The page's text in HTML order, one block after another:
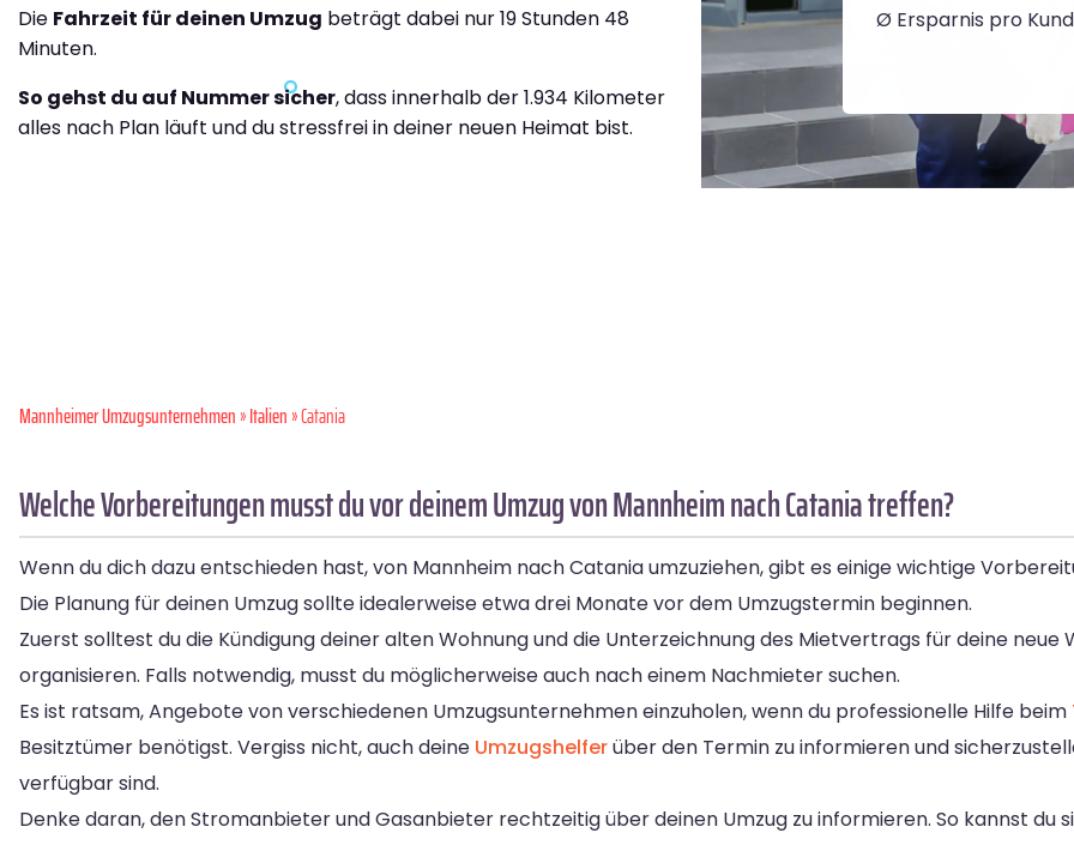
Die Fahrzeit für deinen Umzug beträgt dabei nur 19 Stunden 48
Minuten.
So gehst du auf Nummer sicher, dass innerhalb der 1.934 Kilometer
alles nach Plan läuft und du stressfrei in deiner neuen Heimat bist.
Ø Ersparnis pro
Mannheimer Umzugsunternehmen»Italien» Catania
Welche Vorbereitungen musst du vor deinem Umzug von Mannheim nach Catania treffen?
Wenn du dich dazu entschieden hast, von Mannheim nach Catania umzuziehen, gibt es einige wichtige
Die Planung für deinen Umzug sollte idealerweise etwa drei Monate vor dem Umzugstermin beginnen.
Zuerst solltest du die Kündigung deiner alten Wohnung und die Unterzeichnung des Mietvertrags für deine neue
organisieren. Falls notwendig, musst du möglicherweise auch nach einem Nachmieter suchen.
Es ist ratsam, Angebote von verschiedenen Umzugsunternehmen einzuholen, wenn du professionelle Hilfe beim
Besitztümer benötigst. Vergiss nicht, auch deine Umzugshelferüber den Termin zu informieren und
verfügbar sind.
Denke daran, den Stromanbieter und Gasanbieter rechtzeitig über deinen Umzug zu informieren. So kannst du